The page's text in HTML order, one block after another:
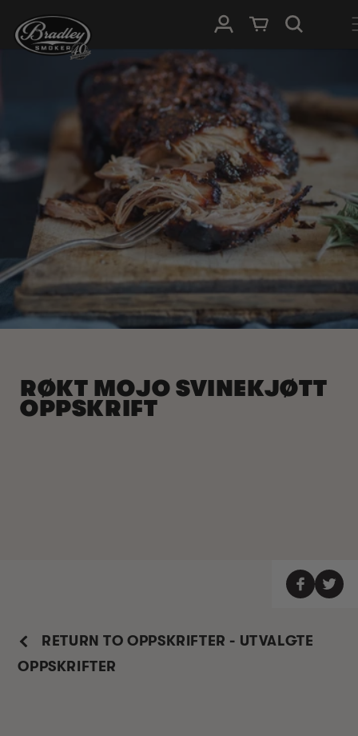
INNHOLDET
Logg InnHandlevogn
RØKT MOJO SVINEKJØTT
OPPSKRIFT
RETURN TO OPPSKRIFTER - UTVALGTE
OPPSKRIFTER